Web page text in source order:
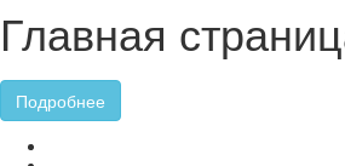
Главная
Подробнее